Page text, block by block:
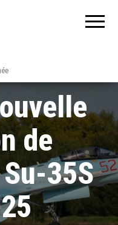
de
35S